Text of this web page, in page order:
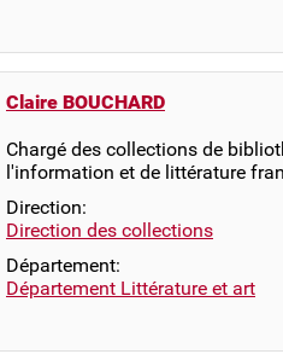
Claire BOUCHARD
Chargé des collections de
l'information et de littérature
Direction:
Direction des collections
Département:
Département Littérature et art